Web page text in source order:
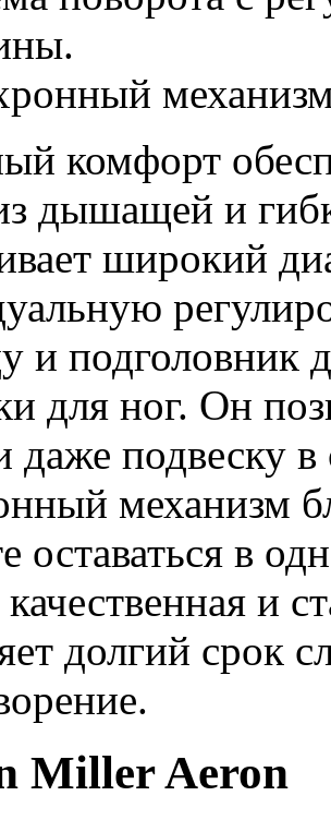
комфорт
дышащей и
широкий
и подголовник
для ног. Он
даже подвеску
механизм
оставаться в
и
долгий срок
Miller Aeron